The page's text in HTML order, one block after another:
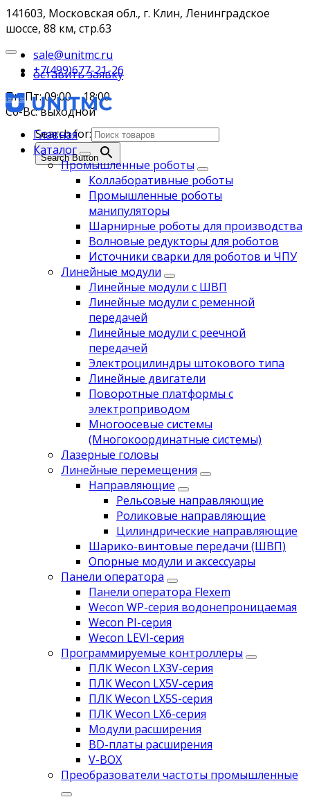
141603, Московская обл., г. Клин, Ленинградское
шоссе, 88 км, стр.63
sale@unitmc.ru
+7(499)677-21-26
Пн-Пт: 09:00 – 18:00
Сб-Вс: выходной
Search for:
Search Button
оставить заявку
Главная
Каталог
Промышленные роботы
Коллаборативные роботы
Промышленные роботы
манипуляторы
Шарнирные роботы для производства
Волновые редукторы для роботов
Источники сварки для роботов и ЧПУ
Линейные модули
Линейные модули с ШВП
Линейные модули с ременной
передачей
Линейные модули с реечной
передачей
Электроцилиндры штокового типа
Линейные двигатели
Поворотные платформы с
электроприводом
Многоосевые системы
(Многокоординатные системы)
Лазерные головы
Линейные перемещения
Направляющие
Рельсовые направляющие
Роликовые направляющие
Цилиндрические направляющие
Шарико-винтовые передачи (ШВП)
Опорные модули и аксессуары
Панели оператора
Панели оператора Flexem
Wecon WP-серия водонепроницаемая
Wecon PI-серия
Wecon LEVI-серия
Программируемые контроллеры
ПЛК Wecon LX3V-серия
ПЛК Wecon LX5V-серия
ПЛК Wecon LX5S-серия
ПЛК Wecon LX6-серия
Модули расширения
BD-платы расширения
V-BOX
Преобразователи частоты промышленные